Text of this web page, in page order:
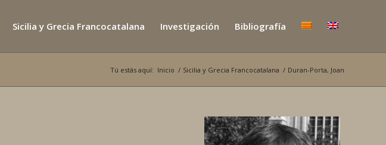
Sicilia y Grecia Francocatalana Investigación Bibliografía
Tú estás aquí: Inicio / Sicilia y Grecia Francocatalana / Duran-Porta, Joan